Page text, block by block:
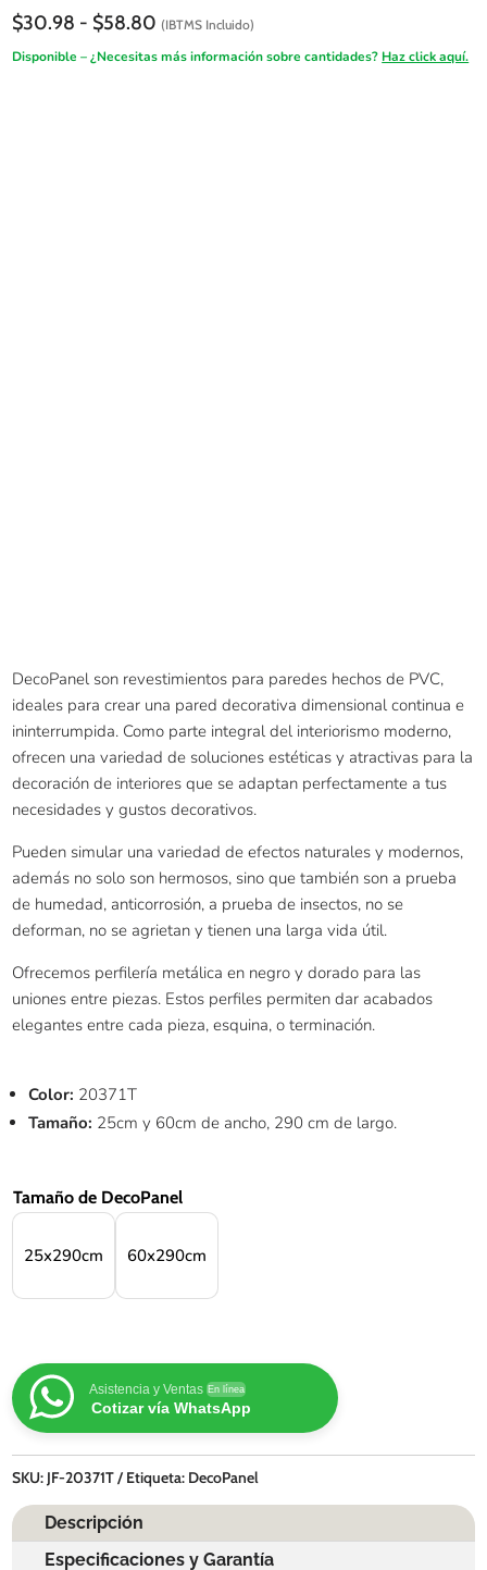
$30.98 - $58.80 Rango
precios:
(IBTMS Incluido)
Disponible – ¿Necesitas más información sobre cantidades? Haz click aquí.
DecoPanel son revestimientos para paredes hechos de PVC,
ideales para crear una pared decorativa dimensional continua e
ininterrumpida. Como parte integral del interiorismo moderno,
ofrecen una variedad de soluciones estéticas y atractivas para la
decoración de interiores que se adaptan perfectamente a tus
necesidades y gustos decorativos.
Pueden simular una variedad de efectos naturales y modernos,
además no solo son hermosos, sino que también son a prueba
de humedad, anticorrosión, a prueba de insectos, no se
deforman, no se agrietan y tienen una larga vida útil.
Ofrecemos perfilería metálica en negro y dorado para las
uniones entre piezas. Estos perfiles permiten dar acabados
elegantes entre cada pieza, esquina, o terminación.
Color: 20371T
Tamaño: 25cm y 60cm de ancho, 290 cm de largo.
Tamaño de DecoPanel
25x290cm 60x290cm
Asistencia y Ventas En línea
Cotizar vía WhatsApp
SKU: JF-20371T Etiqueta: DecoPanel
Descripción
Especificaciones y Garantía